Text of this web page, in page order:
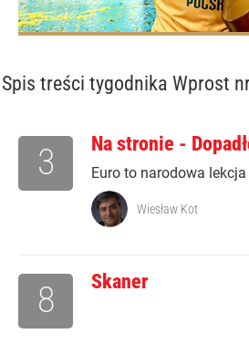
Spis treści tygodnika Wprost
Na stronie -
Euro to narodowa
3
Wiesław Kot
Skaner
8